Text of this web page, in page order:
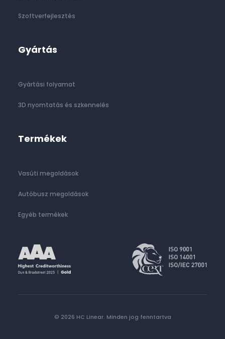
Szoftverfejlesztés
Gyártás
Gyártási folyamat
3D nyomtatás és szkennelés
Termékek
Vasúti megoldások
Autóbusz megoldások
Egyéb termékek
© 2026 HC Linear. Minden jog fenntartva